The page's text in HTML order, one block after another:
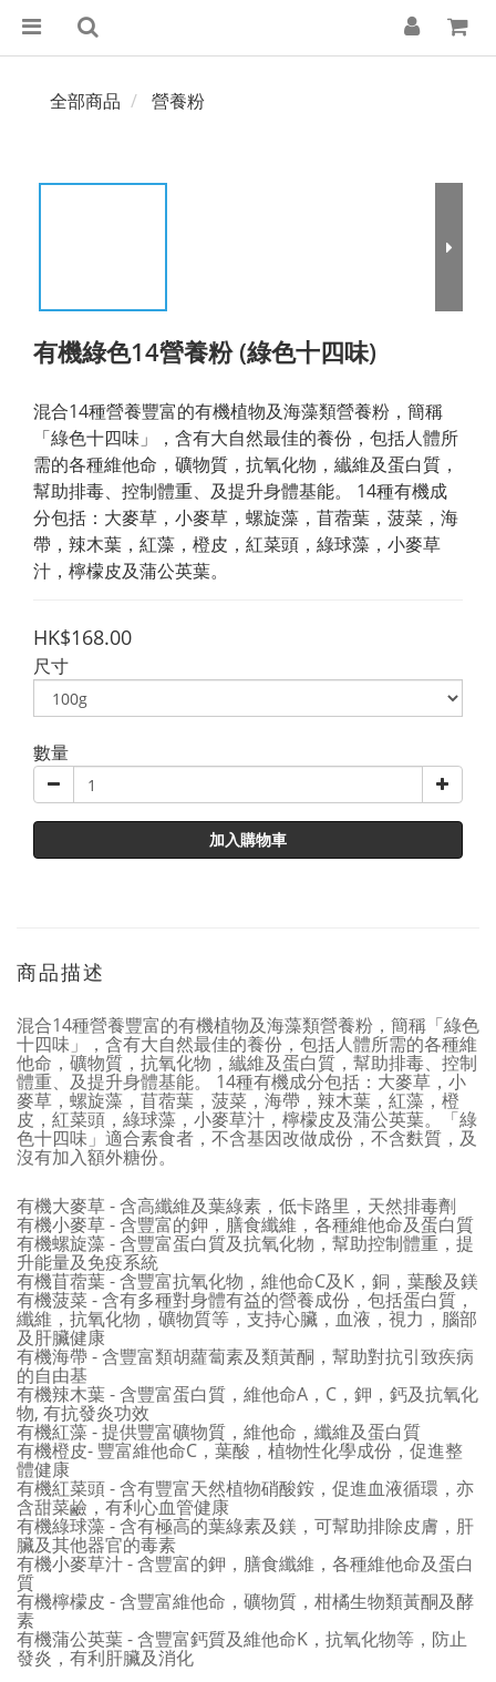
全部商品 營養粉
有機綠色14營養粉 (綠色十四味)
​混合14種營養豐富的有機植物及海藻類營養粉，簡稱
「綠色十四味」，含有大自然最佳的養份，包括人體所
需的各種維他命，礦物質，抗氧化物，纎維及蛋白質，
幫助排毒、控制體重、及提升身體基能。 14種有機成
分包括：大麥草，小麥草，螺旋藻，苜蓿葉，菠菜，海
帶，辣木葉，紅藻，橙皮，紅菜頭，綠球藻，小麥草
汁，檸檬皮及蒲公英葉。
HK$168.00
尺寸
數量
加入購物車
商品描述
混合14種營養豐富的有機植物及海藻類營養粉，簡稱「綠色
十四味」，含有大自然最佳的養份，包括人體所需的各種維
他命，礦物質，抗氧化物，纎維及蛋白質，幫助排毒、控制
體重、及提升身體基能。 14種有機成分包括：大麥草，小
麥草，螺旋藻，苜蓿葉，菠菜，海帶，辣木葉，紅藻，橙
皮，紅菜頭，綠球藻，小麥草汁，檸檬皮及蒲公英葉。「綠
色十四味」適合素食者，不含基因改做成份，不含麩質，及
沒有加入額外糖份。
有機大麥草 - 含高纖維及葉綠素，低卡路里，天然排毒劑
有機小麥草 - 含豐富的鉀，膳食纖維，各種維他命及蛋白質
有機螺旋藻 - 含豐富蛋白質及抗氧化物，幫助控制體重，提
升能量及免疫系統
有機苜蓿葉 - 含豐富抗氧化物，維他命C及K，銅，葉酸及鎂
有機菠菜 - 含有多種對身體有益的營養成份，包括蛋白質，
纖維，抗氧化物，礦物質等，支持心臟，血液，視力，腦部
及肝臟健康
有機海帶 - 含豐富類胡蘿蔔素及類黃酮，幫助對抗引致疾病
的自由基
有機辣木葉 - 含豐富蛋白質，維他命A，C，鉀，鈣及抗氧化
物, 有抗發炎功效
有機紅藻 - 提供豐富礦物質，維他命，纖維及蛋白質
有機橙皮- 豐富維他命C，葉酸，植物性化學成份，促進整
體健康
有機紅菜頭 - 含有豐富天然植物硝酸銨，促進血液循環，亦
含甜菜鹼，有利心血管健康
有機綠球藻 - 含有極高的葉綠素及鎂，可幫助排除皮膚，肝
臟及其他器官的毒素
有機小麥草汁 - 含豐富的鉀，膳食纖維，各種維他命及蛋白
質
有機檸檬皮 - 含豐富維他命，礦物質，柑橘生物類黃酮及酵
素
有機蒲公英葉 - 含豐富鈣質及維他命K，抗氧化物等，防止
發炎，有利肝臟及消化